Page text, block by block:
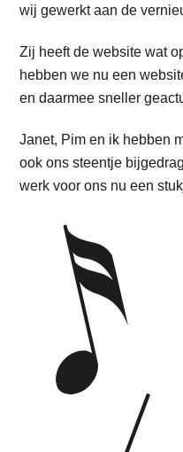
wij gewerkt aan de
Zij heeft de website wat
hebben we nu een
en daarmee sneller
Janet, Pim en ik hebben
ook ons steentje
werk voor ons nu een